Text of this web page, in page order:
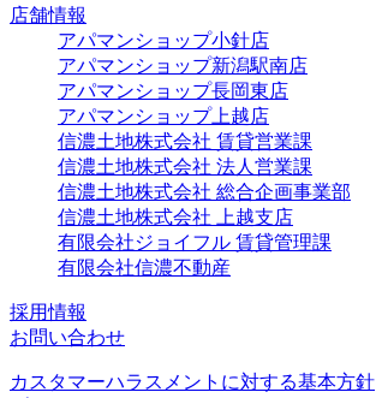
店舗情報
アパマンショップ小針店
アパマンショップ新潟駅南店
アパマンショップ長岡東店
アパマンショップ上越店
信濃土地株式会社 賃貸営業課
信濃土地株式会社 法人営業課
信濃土地株式会社 総合企画事業部
信濃土地株式会社 上越支店
有限会社ジョイフル 賃貸管理課
有限会社信濃不動産
採用情報
お問い合わせ
カスタマーハラスメントに対する基本方針